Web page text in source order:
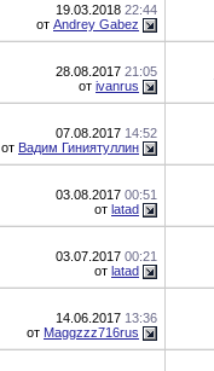
19.03.2018 22:44
от Andrey Gabez
28.08.2017 21:05
от ivanrus
07.08.2017 14:52
от Вадим Гиниятуллин
03.08.2017 00:51
от latad
03.07.2017 00:21
от latad
14.06.2017 13:36
от Maggzzz716rus